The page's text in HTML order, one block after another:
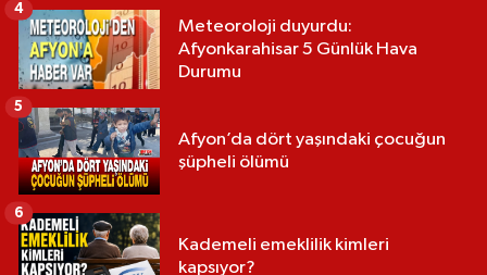
Meteoroloji duyurdu:
Afyonkarahisar 5 Günlük Hava
Durumu
4
Afyon’da dört yaşındaki çocuğun
şüpheli ölümü
5
Kademeli emeklilik kimleri
kapsıyor?
6